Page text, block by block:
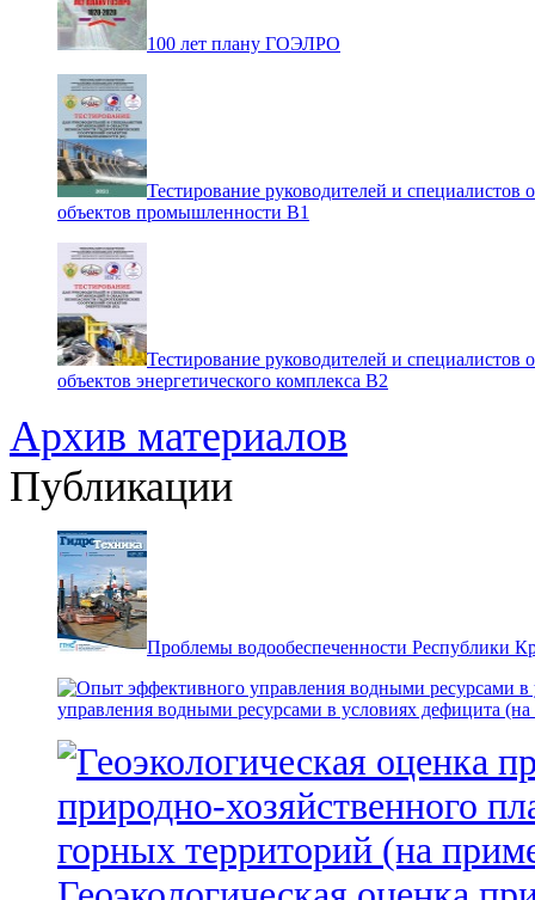
100 лет плану ГОЭЛРО
Тестирование руководителей и специалистов
объектов промышленности В1
Тестирование руководителей и специалистов
объектов энергетического комплекса В2
Архив материалов
Публикации
Проблемы водообеспеченности Республики
управления водными ресурсами в условиях дефицита